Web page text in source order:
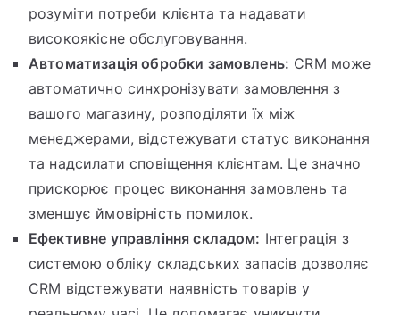
розуміти потреби клієнта та надавати
високоякісне обслуговування.
Автоматизація обробки замовлень: CRM може
автоматично синхронізувати замовлення з
вашого магазину, розподіляти їх між
менеджерами, відстежувати статус виконання
та надсилати сповіщення клієнтам. Це значно
прискорює процес виконання замовлень та
зменшує ймовірність помилок.
Ефективне управління складом: Інтеграція з
системою обліку складських запасів дозволяє
CRM відстежувати наявність товарів у